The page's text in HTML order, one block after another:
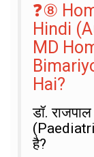
❓⑧
Hindi
MD
Hai?
डॉ.
है?